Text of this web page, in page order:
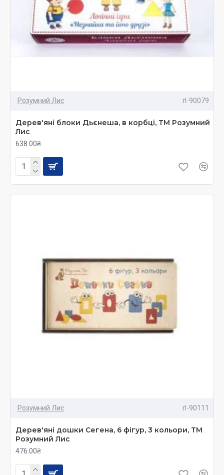
Розумний Лис rl-90079
Дерев'яні блоки Дьєнеша, в корбці, ТМ Розумний
Лис
638.00₴
Розумний Лис rl-90111
Дерев'яні дошки Сегена, 6 фігур, 3 кольори, ТМ
Розумний Лис
476.00₴